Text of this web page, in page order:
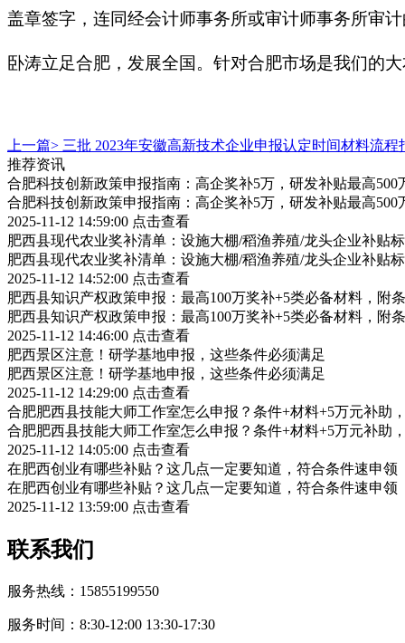
盖章签字，连同经会计师事务所或审计师事务所审
卧涛立足合肥，发展全国。针对合肥市场是我们的
上一篇> 三批 2023年安徽高新技术企业申报认定时间材料流程
推荐资讯
合肥科技创新政策申报指南：高企奖补5万，研发补贴最高500
合肥科技创新政策申报指南：高企奖补5万，研发补贴最高500
2025-11-12 14:59:00 点击查看
肥西县现代农业奖补清单：设施大棚/稻渔养殖/龙头企业补贴
肥西县现代农业奖补清单：设施大棚/稻渔养殖/龙头企业补贴
2025-11-12 14:52:00 点击查看
肥西县知识产权政策申报：最高100万奖补+5类必备材料，附
肥西县知识产权政策申报：最高100万奖补+5类必备材料，附
2025-11-12 14:46:00 点击查看
肥西景区注意！研学基地申报，这些条件必须满足
肥西景区注意！研学基地申报，这些条件必须满足
2025-11-12 14:29:00 点击查看
合肥肥西县技能大师工作室怎么申报？条件+材料+5万元补助
合肥肥西县技能大师工作室怎么申报？条件+材料+5万元补助
2025-11-12 14:05:00 点击查看
在肥西创业有哪些补贴？这几点一定要知道，符合条件速申领
在肥西创业有哪些补贴？这几点一定要知道，符合条件速申领
2025-11-12 13:59:00 点击查看
联系我们
服务热线：15855199550
服务时间：8:30-12:00 13:30-17:30